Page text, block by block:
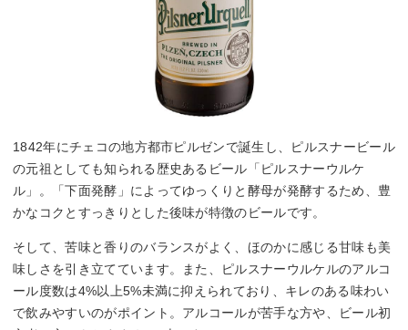
1842年にチェコの地方都市ピルゼンで誕生し、ピルスナービール
の元祖としても知られる歴史あるビール「ピルスナーウルケ
ル」。「下面発酵」によってゆっくりと酵母が発酵するため、豊
かなコクとすっきりとした後味が特徴のビールです。
そして、苦味と香りのバランスがよく、ほのかに感じる甘味も美
味しさを引き立てています。また、ピルスナーウルケルのアルコ
ール度数は4%以上5%未満に抑えられており、キレのある味わい
で飲みやすいのがポイント。アルコールが苦手な方や、ビール初